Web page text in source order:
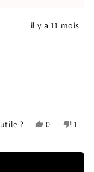
il y a 11 mois
?
Oui,
avis
0
ont
Non,
avis
1
a
voté